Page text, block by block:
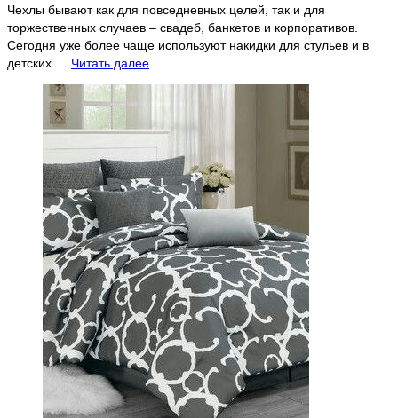
Чехлы бывают как для повседневных целей, так и для
торжественных случаев – свадеб, банкетов и корпоративов.
Сегодня уже более чаще используют накидки для стульев и в
детских … Читать далее